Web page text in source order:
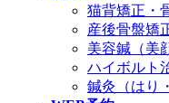
猫背矯正・
産後骨盤矯
美容鍼（美
ハイボルト
鍼灸（はり